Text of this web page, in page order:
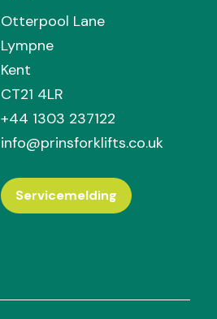
Otterpool Lane
Lympne
Kent
CT21 4LR
+44 1303 237122
info@prinsforklifts.co.uk
Servicemelding